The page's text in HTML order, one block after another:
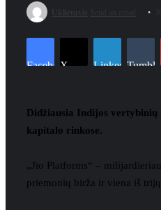
Facebook
X LinkedInTumblr
Didžiausia Indijos vertybinių
kapitalo rinkose.
„Jio Platforms“ –
priemonių birža ir viena iš